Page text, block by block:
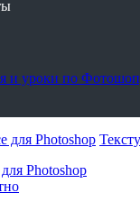
и уроки по
для Photoshop
Photoshop